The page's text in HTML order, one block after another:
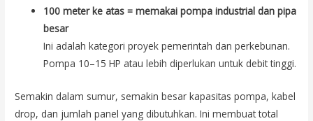
100 meter ke atas = memakai pompa industrial dan pipa
besar
Ini adalah kategori proyek pemerintah dan perkebunan.
Pompa 10–15 HP atau lebih diperlukan untuk debit tinggi.
Semakin dalam sumur, semakin besar kapasitas pompa, kabel
drop, dan jumlah panel yang dibutuhkan. Ini membuat total